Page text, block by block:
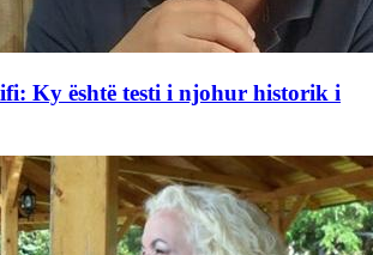
Ky është testi i njohur historik i